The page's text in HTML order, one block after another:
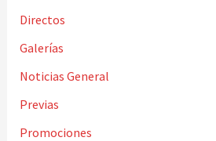
Directos
Galerías
Noticias General
Previas
Promociones